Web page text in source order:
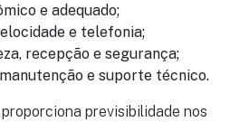
e adequado;
e telefonia;
recepção e segurança;
e suporte técnico.
previsibilidade nos